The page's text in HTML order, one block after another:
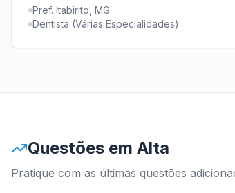
Pref. Itabirito, MG
Dentista (Várias Especialidades)
Questões em Alta
Pratique com as últimas questões